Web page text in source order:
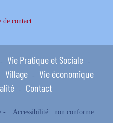
de contact
- Vie Pratique et Sociale -
Village - Vie économique
- Contact
- Accessibilité : non conforme